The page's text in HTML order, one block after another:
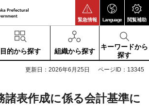
緊急情報 Language 閲覧補助
目的から探す 組織から探す
キーワードから
探す
更新日：2026年6月25日 ページID：13345
諸表作成に係る会計基準に